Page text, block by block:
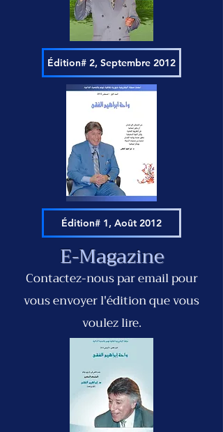
Édition# 2, Septembre 2012
Édition# 1, Août 2012
E-Magazine
Contactez-nous par email pour
vous envoyer l'édition que vous
voulez lire.